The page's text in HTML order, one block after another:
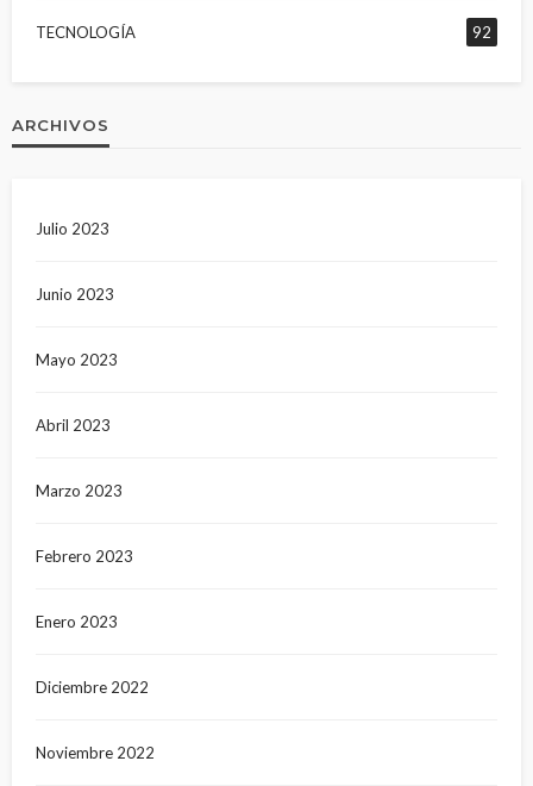
TECNOLOGÍA 92
ARCHIVOS
Julio 2023
Junio 2023
Mayo 2023
Abril 2023
Marzo 2023
Febrero 2023
Enero 2023
Diciembre 2022
Noviembre 2022